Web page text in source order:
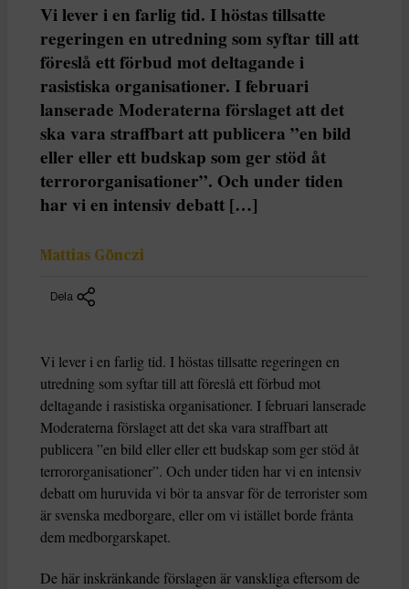
Vi lever i en farlig tid. I höstas tillsatte
regeringen en utredning som syftar till att
föreslå ett förbud mot deltagande i
rasistiska organisationer. I februari
lanserade Moderaterna förslaget att det
ska vara straffbart att publicera ”en bild
eller eller ett budskap som ger stöd åt
terrororganisationer”. Och under tiden
har vi en intensiv debatt […]
Mattias Gönczi
Dela
Vi lever i en farlig tid. I höstas tillsatte regeringen en
utredning som syftar till att föreslå ett förbud mot
deltagande i rasistiska organisationer. I februari lanserade
Moderaterna förslaget att det ska vara straffbart att
publicera ”en bild eller eller ett budskap som ger stöd åt
terrororganisationer”. Och under tiden har vi en intensiv
debatt om huruvida vi bör ta ansvar för de terrorister som
är svenska medborgare, eller om vi istället borde frånta
dem medborgarskapet.
De här inskränkande förslagen är vanskliga eftersom de